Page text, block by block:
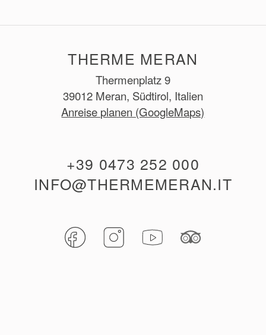
Thermenplatz 9
39012 Meran, Südtirol, Italien
Anreise planen (GoogleMaps)
THERME MERAN
+39 0473 252 000
INFO@THERMEMERAN.IT